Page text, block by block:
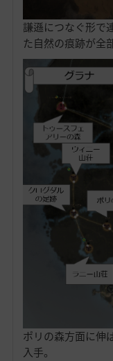
謙遜につなぐ形で
た自然の痕跡が全
ポリの森方面に伸
入手。